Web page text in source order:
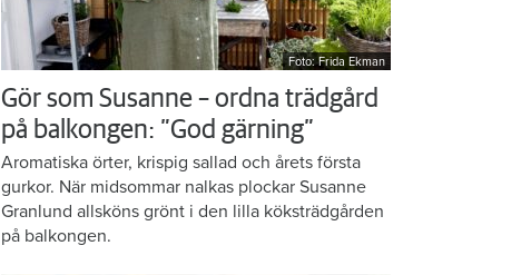
Foto: Frida Ekman
Gör som Susanne – ordna trädgård
på balkongen: ”God gärning”
Aromatiska örter, krispig sallad och årets första
gurkor. När midsommar nalkas plockar Susanne
Granlund allsköns grönt i den lilla köksträdgården
på balkongen.